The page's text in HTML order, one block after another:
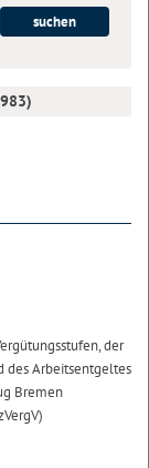
der
des Arbeitsentgeltes
Bremen